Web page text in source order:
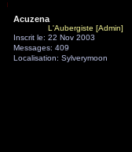
Acuzena
L'Aubergiste [Admin]
Inscrit le: 22 Nov 2003
Messages: 409
Localisation: Sylverymoon